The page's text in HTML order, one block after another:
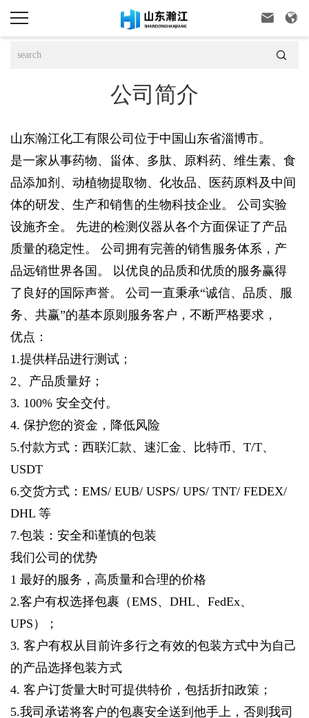
 

公司简介
山东瀚江化工有限公司位于中国山东省淄博市。
是一家从事药物、甾体、多肽、原料药、维生素、食
品添加剂、动植物提取物、化妆品、医药原料及中间
体的研发、生产和销售的生物科技企业。 公司实验
设施齐全。 先进的检测仪器从各个方面保证了产品
质量的稳定性。 公司拥有完善的销售服务体系，产
品远销世界各国。 以优良的品质和优质的服务赢得
了良好的国际声誉。 公司一直秉承“诚信、品质、服
务、共赢”的基本原则服务客户，不断严格要求，
优点：
1.提供样品进行测试；
2、产品质量好；
3. 100% 安全交付。
4. 保护您的资金，降低风险
5.付款方式：西联汇款、速汇金、比特币、T/T、
USDT
6.交货方式：EMS/ EUB/ USPS/ UPS/ TNT/ FEDEX/
DHL 等
7.包装：安全和谨慎的包装
我们公司的优势
1 最好的服务，高质量和合理的价格
2.客户有权选择包裹（EMS、DHL、FedEx、
UPS）；
3. 客户有权从目前许多行之有效的包装方式中为自己
的产品选择包装方式
4. 客户订货量大时可提供特价，包括折扣政策；
5.我司承诺将客户的包裹安全送到他手上，否则我司